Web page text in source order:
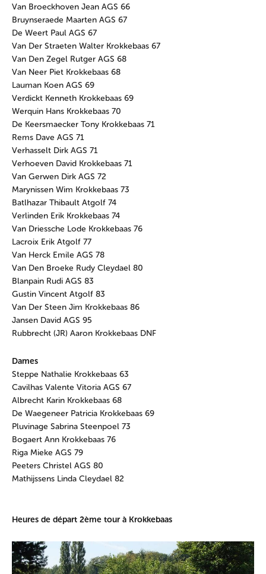
Van Broeckhoven Jean AGS 66
Bruynseraede Maarten AGS 67
De Weert Paul AGS 67
Van Der Straeten Walter Krokkebaas 67
Van Den Zegel Rutger AGS 68
Van Neer Piet Krokkebaas 68
Lauman Koen AGS 69
Verdickt Kenneth Krokkebaas 69
Werquin Hans Krokkebaas 70
De Keersmaecker Tony Krokkebaas 71
Rems Dave AGS 71
Verhasselt Dirk AGS 71
Verhoeven David Krokkebaas 71
Van Gerwen Dirk AGS 72
Marynissen Wim Krokkebaas 73
Batlhazar Thibault Atgolf 74
Verlinden Erik Krokkebaas 74
Van Driessche Lode Krokkebaas 76
Lacroix Erik Atgolf 77
Van Herck Emile AGS 78
Van Den Broeke Rudy Cleydael 80
Blanpain Rudi AGS 83
Gustin Vincent Atgolf 83
Van Der Steen Jim Krokkebaas 86
Jansen David AGS 95
Rubbrecht (JR) Aaron Krokkebaas DNF
Dames
Steppe Nathalie Krokkebaas 63
Cavilhas Valente Vitoria AGS 67
Albrecht Karin Krokkebaas 68
De Waegeneer Patricia Krokkebaas 69
Pluvinage Sabrina Steenpoel 73
Bogaert Ann Krokkebaas 76
Riga Mieke AGS 79
Peeters Christel AGS 80
Mathijssens Linda Cleydael 82
Heures de départ 2ème tour à Krokkebaas